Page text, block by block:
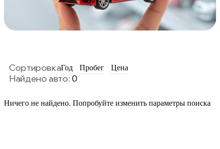
СортировкаГод Пробег Цена
Найдено авто: 0
Ничего не найдено. Попробуйте изменить параметры поиска